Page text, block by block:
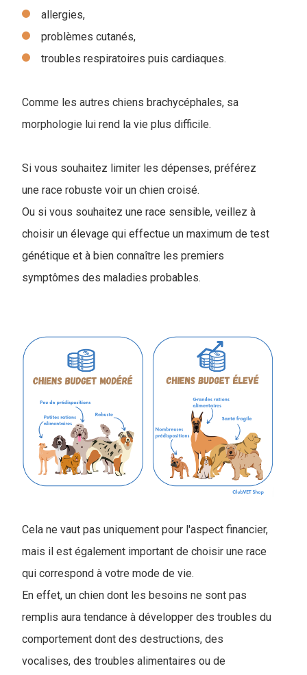
allergies,
problèmes cutanés,
troubles respiratoires puis cardiaques.
Comme les autres chiens brachycéphales, sa
morphologie lui rend la vie plus difficile.
Si vous souhaitez limiter les dépenses, préférez
une race robuste voir un chien croisé.
Ou si vous souhaitez une race sensible, veillez à
choisir un élevage qui effectue un maximum de test
génétique et à bien connaître les premiers
symptômes des maladies probables.
Cela ne vaut pas uniquement pour l'aspect financier,
mais il est également important de choisir une race
qui correspond à votre mode de vie.
En effet, un chien dont les besoins ne sont pas
remplis aura tendance à développer des troubles du
comportement dont des destructions, des
vocalises, des troubles alimentaires ou de